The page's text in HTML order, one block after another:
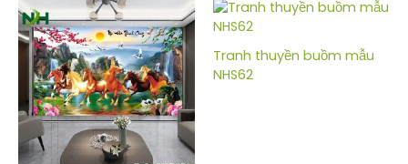
Tranh thuyền buồm mẫu
NHS62